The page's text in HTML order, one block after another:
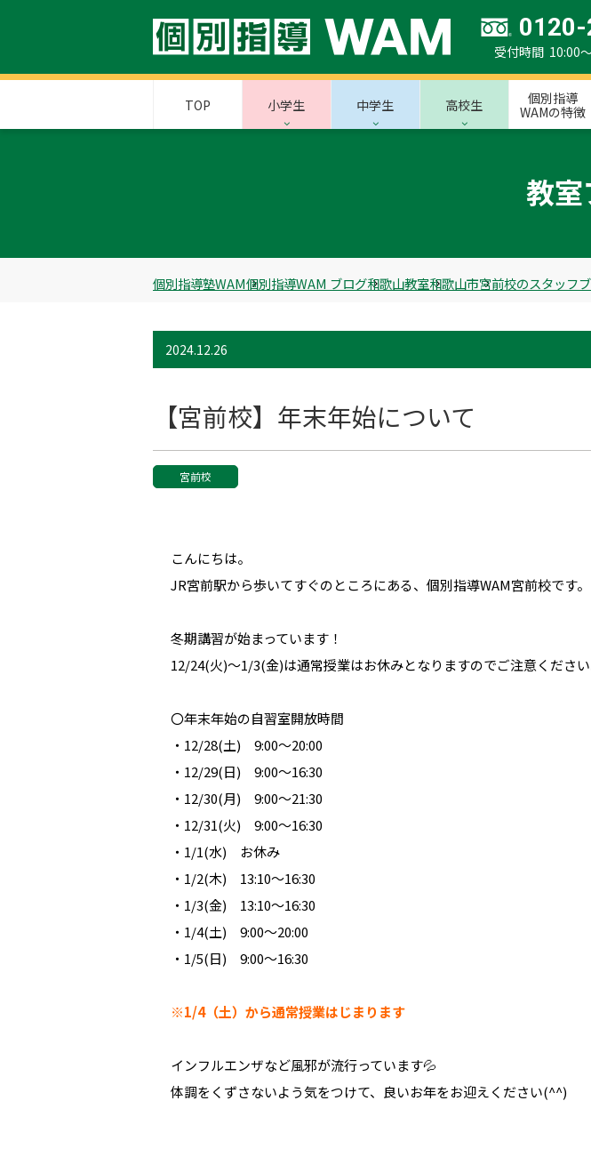
受付時間 10:00
TOP 小学生 中学生 高校生
個別指導
WAMの特徴
教
個別指導塾WAM個別指導WAM ブログ和歌山教室和歌山市宮前校のスタッフ
2024.12.26
【宮前校】年末年始について
宮前校
こんにちは。
JR宮前駅から歩いてすぐのところにある、個別指導WAM宮前校です。
冬期講習が始まっています！
12/24(火)〜1/3(金)は通常授業はお休みとなりますのでご注意ください
〇年末年始の自習室開放時間
・12/28(土) 9:00～20:00
・12/29(日) 9:00～16:30
・12/30(月) 9:00～21:30
・12/31(火) 9:00～16:30
・1/1(水) お休み
・1/2(木) 13:10～16:30
・1/3(金) 13:10～16:30
・1/4(土) 9:00～20:00
・1/5(日) 9:00～16:30
※1/4（土）から通常授業はじまります
インフルエンザなど風邪が流行っています💦
体調をくずさないよう気をつけて、良いお年をお迎えください(^^)